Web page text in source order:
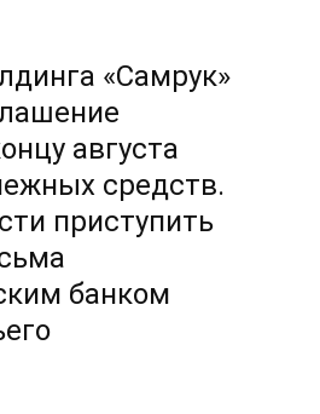
«Самрук»
августа
средств.
приступить
банком